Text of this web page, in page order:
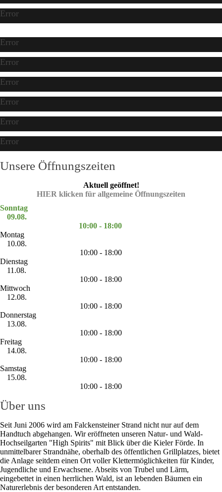
Error
Error
Error
Error
Error
Error
Error
Unsere Öffnungszeiten
Aktuell geöffnet!
HIER klicken für allgemeine Öffnungszeiten
Sonntag
09.08.
10:00 - 18:00
Montag
10.08.
10:00 - 18:00
Dienstag
11.08.
10:00 - 18:00
Mittwoch
12.08.
10:00 - 18:00
Donnerstag
13.08.
10:00 - 18:00
Freitag
14.08.
10:00 - 18:00
Samstag
15.08.
10:00 - 18:00
Über uns
Seit Juni 2006 wird am Falckensteiner Strand nicht nur auf dem
Handtuch abgehangen. Wir eröffneten unseren Natur- und Wald-
Hochseilgarten "High Spirits" mit Blick über die Kieler Förde. In
unmittelbarer Strandnähe, oberhalb des öffentlichen Grillplatzes, bietet
die Anlage seitdem einen Ort voller Klettermöglichkeiten für Kinder,
Jugendliche und Erwachsene. Abseits von Trubel und Lärm,
eingebettet in einen herrlichen Wald, ist an lebenden Bäumen ein
Naturerlebnis der besonderen Art entstanden.